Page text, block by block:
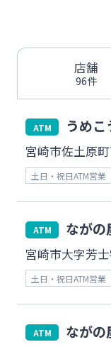
法人向
みや
よくある
店舗
96件
ATM うめ
宮崎市佐土原
土日・祝日ATM営業
ATM ながの
宮崎市大字芳
土日・祝日ATM営業
ATM ながの